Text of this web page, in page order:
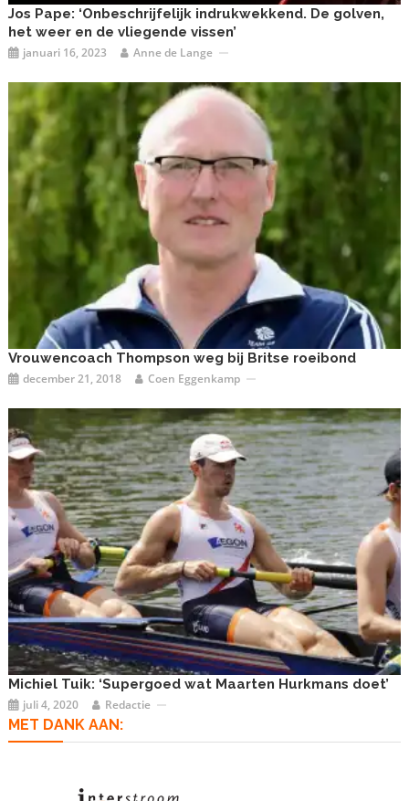
Jos Pape: ‘Onbeschrijfelijk indrukwekkend. De golven,
het weer en de vliegende vissen’
januari 16, 2023 Anne de Lange
Vrouwencoach Thompson weg bij Britse roeibond
december 21, 2018 Coen Eggenkamp
Michiel Tuik: ‘Supergoed wat Maarten Hurkmans doet’
juli 4, 2020 Redactie
MET DANK AAN: